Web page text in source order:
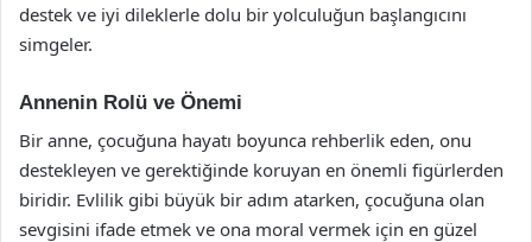
destek ve iyi dileklerle dolu bir yolculuğun başlangıcını
simgeler.
Annenin Rolü ve Önemi
Bir anne, çocuğuna hayatı boyunca rehberlik eden, onu
destekleyen ve gerektiğinde koruyan en önemli figürlerden
biridir. Evlilik gibi büyük bir adım atarken, çocuğuna olan
sevgisini ifade etmek ve ona moral vermek için en güzel